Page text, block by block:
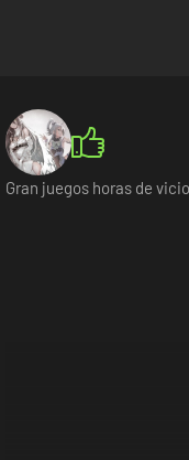
Gran juegos horas de